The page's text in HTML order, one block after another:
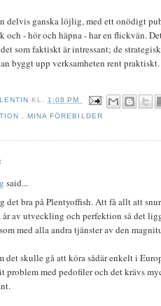
delvis ganska löjlig, med ett onödigt
och - hör och häpna - har en flickvän.
som faktiskt är intressant; de
byggt upp verksamheten rent
KL.1:08 PM
,MINA FÖREBILDER
said...
det bra på Plentyoffish. Att få allt att
år av utveckling och perfektion så det
med alla andra tjänster av den
det skulle gå att köra sådär enkelt i
med pedofiler och det krävs